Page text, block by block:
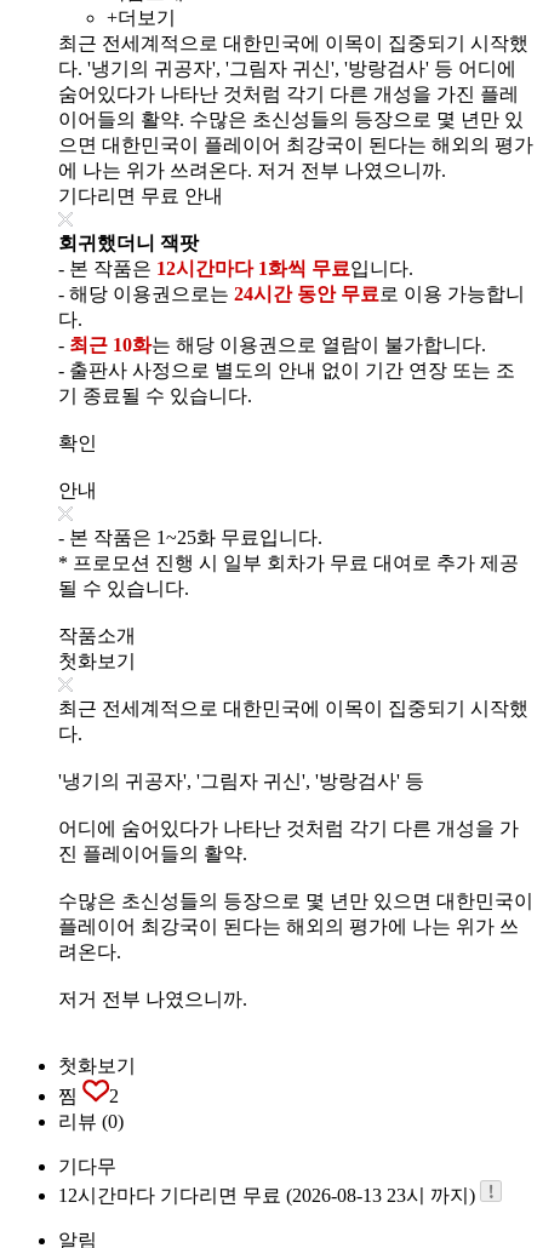
+더보기
최근 전세계적으로 대한민국에 이목이 집중되기 시작했
다. '냉기의 귀공자', '그림자 귀신', '방랑검사' 등 어디에
숨어있다가 나타난 것처럼 각기 다른 개성을 가진 플레
이어들의 활약. 수많은 초신성들의 등장으로 몇 년만 있
으면 대한민국이 플레이어 최강국이 된다는 해외의 평가
에 나는 위가 쓰려온다. 저거 전부 나였으니까.
기다리면 무료 안내
회귀했더니 잭팟
- 본 작품은 12시간마다 1화씩 무료입니다.
- 해당 이용권으로는 24시간 동안 무료 로 이용 가능합니
다.
- 최근 10화는 해당 이용권으로 열람이 불가합니다.
- 출판사 사정으로 별도의 안내 없이 기간 연장 또는 조
기 종료될 수 있습니다.
확인
안내
- 본 작품은 1~25화 무료입니다.
* 프로모션 진행 시 일부 회차가 무료 대여로 추가 제공
될 수 있습니다.
작품소개
첫화보기
최근 전세계적으로 대한민국에 이목이 집중되기 시작했
다.
'냉기의 귀공자', '그림자 귀신', '방랑검사' 등
어디에 숨어있다가 나타난 것처럼 각기 다른 개성을 가
진 플레이어들의 활약.
수많은 초신성들의 등장으로 몇 년만 있으면 대한민국이
플레이어 최강국이 된다는 해외의 평가에 나는 위가 쓰
려온다.
저거 전부 나였으니까.
첫화보기
찜
2
리뷰 (0)
기다무
12시간마다 기다리면 무료 (2026-08-13 23시 까지)
알림